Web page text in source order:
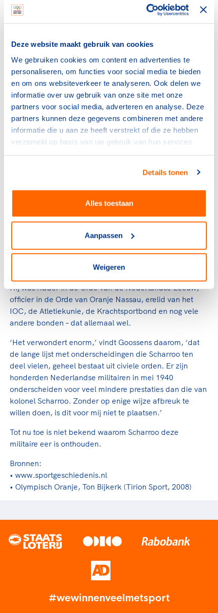
Deze website maakt gebruik van cookies
We gebruiken cookies om content en advertenties te
personaliseren, om functies voor social media te bieden
en om ons websiteverkeer te analyseren. Ook delen we
informatie over uw gebruik van onze site met onze
partners voor social media, adverteren en analyse. Deze
partners kunnen deze gegevens combineren met andere
informatie die u aan ze heeft verstrekt of die ze hebben
verzameld op basis van uw gebruik van hun services.
Details tonen
Alles toestaan
Aanpassen
Weigeren
Uiteindelijk was hij degene die door de puinhopen met
de witte vlag ter overgave naar de Duitsers liep.
Allert Goossens schrijft hierover op de site
Grebbeberg.nl: ‘Zonder dat Scharroo een
veldcommando had, en zonder een behoorlijke staf,
werd hij plotseling geacht de in het hart van zijn stad
gelande Duitsers met zijn grosso modo ongetrainde
gevechtstroepen te bestrijden en het gepenetreerde
zuidfront te behouden. Zonder de opleiding te hebben
genoten voor een infanterie veldcommando, wist hij op
bekwame wijze vijf dagen lang de strijd in Rotterdam te
leiden.
Als enige van alle troepencommandanten in ons leger
gewikkeld met de vijand, en onderscheidde hij zich
van een gebeurtenis die ons heden ten dagen nog allen
bijstaat, en die nog steeds aanleiding geeft tot discussie
Ondanks zijn optreden werd Scharroo nooit
Hij was ridder in de Orde van de Nederlandse Leeuw,
officier in de Orde van Oranje Nassau, erelid van het
IOC, de Atletiekunie, de Krachtsportbond en nog vele
andere bonden – dat allemaal wel.
‘Het verwondert enorm,’ vindt Goossens daarom, ‘dat
de lange lijst met onderscheidingen die Scharroo ten
deel vielen, geheel bestaat uit civiele orden. Er zijn
honderden Nederlandse militairen in mei 1940
onderscheiden voor veel mindere prestaties dan die van
kolonel Scharroo. Zonder op enige wijze afbreuk te
willen doen, is dit voor mij niet te plaatsen.’
Tot nu toe is niet bekend waarom Scharroo deze
militaire eer is onthouden.
Bronnen:
• www.sportgeschiedenis.nl
• Olympisch Oranje, Ton Bijkerk (Tirion Sport, 2008)
#wewinnenveelmetsport